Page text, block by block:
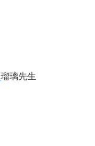
瑠璃先生